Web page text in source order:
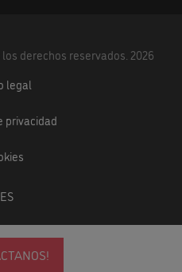
ES
derechos reservados. 2026
legal
privacidad